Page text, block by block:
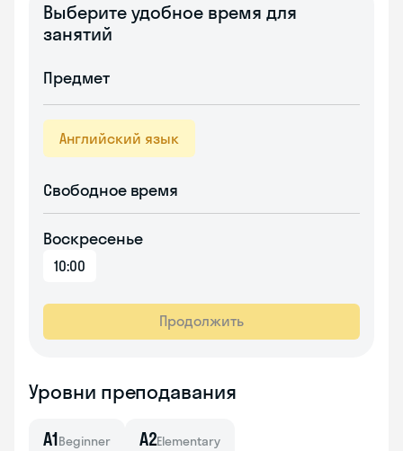
Выберите удобное время для
занятий
Предмет
Английский язык
Свободное время
Воскресенье
10:00
Продолжить
Уровни преподавания
A1Beginner A2Elementary